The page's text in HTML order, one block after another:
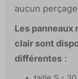
aucun
Les panneaux
clair sont
différentes :